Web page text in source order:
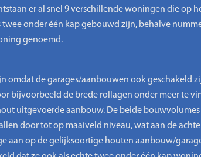
er al snel 9 verschillende woningen die op
onder één kap gebouwd zijn, behalve
genoemd.
omdat de garages/aanbouwen ook geschakeld
bijvoorbeeld de brede rollagen onder meer te
uitgevoerde aanbouw. De beide
door tot op maaiveld niveau, wat aan de
aan op de gelijksoortige houten aanbouw/